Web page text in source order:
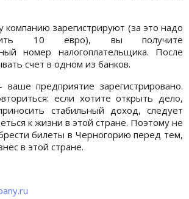
компанию зарегистрируют (за это надо
10 евро), вы получите
номер налогоплательщика. После
счет в одном из банков.
ваше предприятие зарегистрировано.
если хотите открыть дело,
стабильный доход, следует
к жизни в этой стране. Поэтому не
билеты в Черногорию перед тем,
в этой стране.